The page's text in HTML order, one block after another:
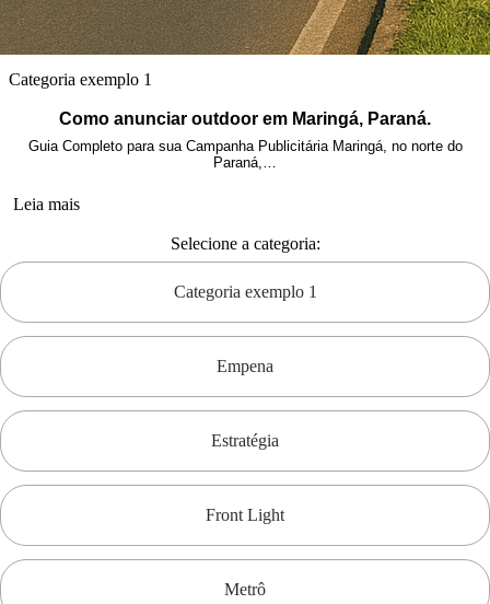
Categoria exemplo 1
Como anunciar outdoor em Maringá, Paraná.
Guia Completo para sua Campanha Publicitária Maringá, no norte do
Paraná,…
Leia mais
Selecione a categoria:
Categoria exemplo 1
Empena
Estratégia
Front Light
Metrô